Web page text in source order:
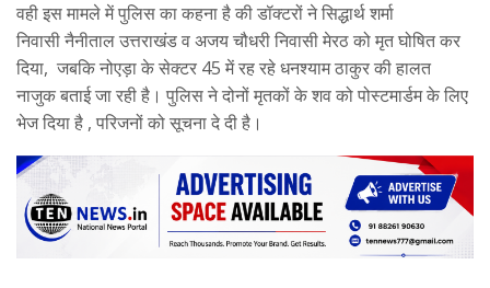
वही इस मामले में पुलिस का कहना है की डॉक्टरों ने सिद्धार्थ शर्मा
निवासी नैनीताल उत्तराखंड व अजय चौधरी निवासी मेरठ को मृत घोषित कर
दिया, जबकि नोएड़ा के सेक्टर 45 में रह रहे धनश्याम ठाकुर की हालत
नाजुक बताई जा रही है। पुलिस ने दोनों मृतकों के शव को पोस्टमार्डम के लिए
भेज दिया है , परिजनों को सूचना दे दी है।